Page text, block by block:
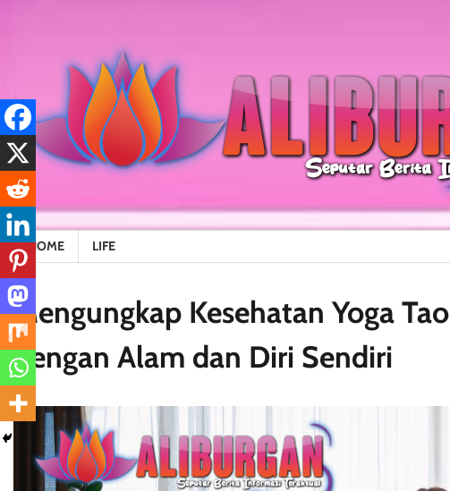
HOME LIFE
Mengungkap Kesehatan Yoga
dengan Alam dan Diri Sendiri